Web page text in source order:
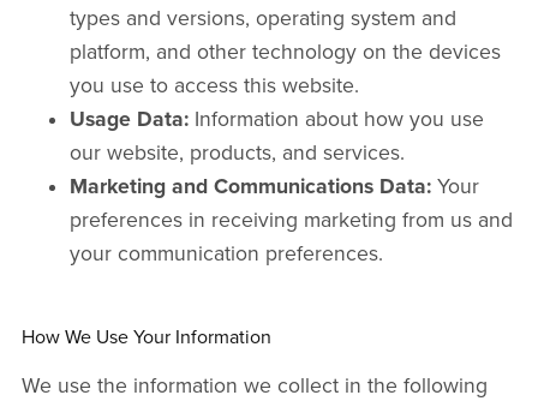
types and versions, operating system and
platform, and other technology on the devices
you use to access this website.
Usage Data:Information about how you use
our website, products, and services.
Marketing and Communications Data:Your
preferences in receiving marketing from us and
your communication preferences.
How We Use Your Information
We use the information we collect in the following